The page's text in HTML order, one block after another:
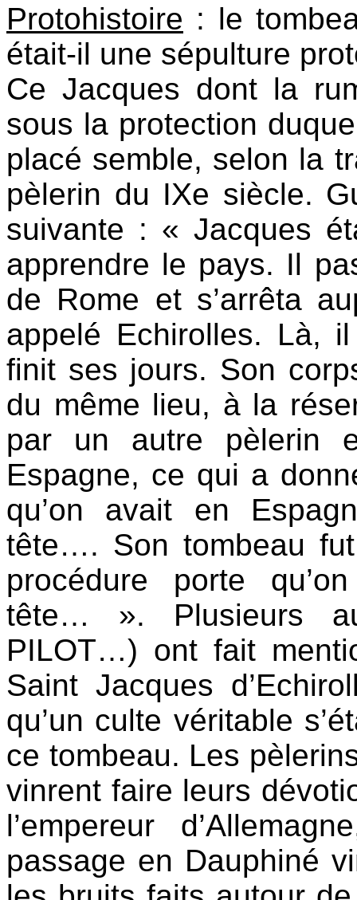
Protohistoire : le
était-il une sépulture
Ce Jacques dont la
sous la protection
placé semble, selon la
pèlerin du IXe siècle.
suivante : « Jacques
apprendre le pays. Il
de Rome et s’arrêta
appelé Echirolles. Là,
finit ses jours. Son
du même lieu, à la
par un autre pèlerin
Espagne, ce qui a
qu’on avait en
tête…. Son tombeau
procédure porte
tête… ». Plusieurs
PILOT…) ont fait
Saint Jacques
qu’un culte véritable
ce tombeau. Les
vinrent faire leurs
l’empereur
passage en Dauphiné